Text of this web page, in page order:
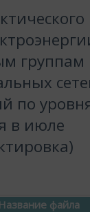
группам
по
в июле
Название файла